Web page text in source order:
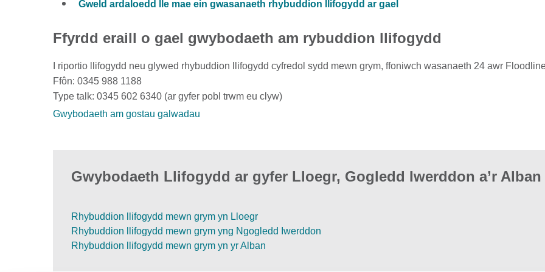
Gweld ardaloedd lle mae ein gwasanaeth rhybuddion llifogydd ar gael
Ffyrdd eraill o gael gwybodaeth am rybuddion llifogydd
I riportio llifogydd neu glywed rhybuddion llifogydd cyfredol sydd mewn grym, ffoniwch wasanaeth 24 awr
Ffôn: 0345 988 1188
Type talk: 0345 602 6340 (ar gyfer pobl trwm eu clyw)
Gwybodaeth am gostau galwadau
Gwybodaeth Llifogydd ar gyfer Lloegr, Gogledd Iwerddon a’r Alban
Rhybuddion llifogydd mewn grym yn Lloegr
Rhybuddion llifogydd mewn grym yng Ngogledd Iwerddon
Rhybuddion llifogydd mewn grym yn yr Alban